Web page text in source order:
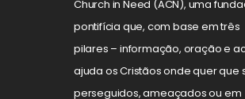
Church in Need (ACN), uma
pontifícia que, com base em três
pilares – informação, oração e
ajuda os Cristãos onde quer que
perseguidos, ameaçados ou em